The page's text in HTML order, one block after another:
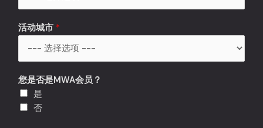
活动城市 *
*
*
年
您是否是MWA会员？
是
否